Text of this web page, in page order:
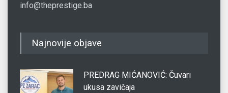
info@theprestige.ba
Najnovije objave
PREDRAG MIĆANOVIĆ: Čuvari
ukusa zavičaja